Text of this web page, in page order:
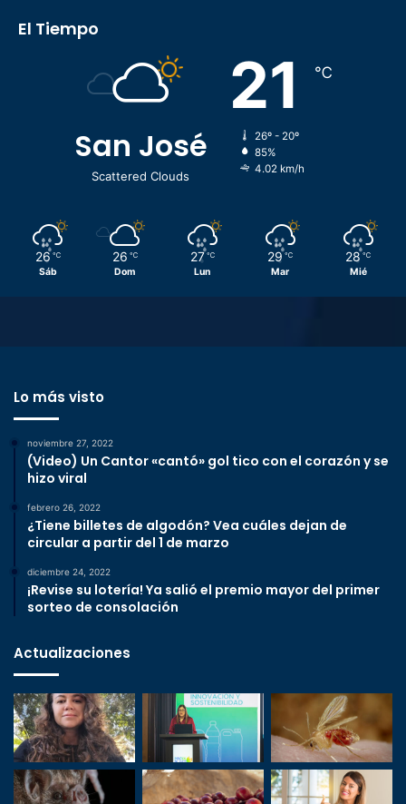
El Tiempo
San José
Scattered Clouds
21 ℃
26º - 20º
85%
4.02 km/h
26 ℃
Sáb
26 ℃
Dom
27 ℃
Lun
29 ℃
Mar
28 ℃
Mié
Lo más visto
noviembre 27, 2022
(Video) Un Cantor «cantó» gol tico con el corazón y se
hizo viral
febrero 26, 2022
¿Tiene billetes de algodón? Vea cuáles dejan de
circular a partir del 1 de marzo
diciembre 24, 2022
¡Revise su lotería! Ya salió el premio mayor del primer
sorteo de consolación
Actualizaciones